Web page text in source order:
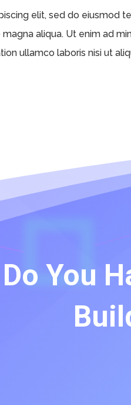
elit, sed do eiusmod
aliqua. Ut enim ad
ullamco laboris nisi ut
Do You